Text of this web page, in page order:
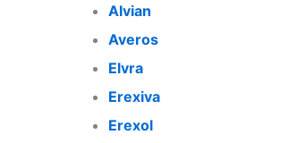
Alvian
Averos
Elvra
Erexiva
Erexol